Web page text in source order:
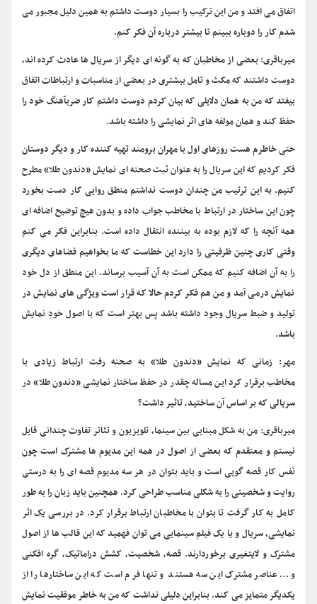
اتفاق می افتد و من این ترکیب را بسیار دوست داشتم به همین دلیل مجبور می
شدم کار را دوباره ببینم تا بیشتر درباره آن فکر کنم.
میرباقری: بعضی از مخاطبان که به گونه ای دیگر از سریال ها عادت کرده اند،
دوست داشتند که مکث و تامل بیشتری در بعضی از مناسبات و ارتباطات اتفاق
بیفتد که من به همان دلایلی که بیان کردم دوست داشتم کار ضربآهنگ خود را
حفظ کند و همان مولفه های اثر نمایشی را داشته باشد.
حتی خاطرم هست روزهای اول با مهران برومند تهیه کننده کار و دیگر دوستان
فکر کردیم که این سریال را به عنوان ثبت صحنه ای نمایش «دندون طلا» مطرح
کنیم. به این ترتیب من چندان دوست نداشتم منطق روایی کار دست بخورد
چون این ساختار در ارتباط با مخاطب جواب داده و بدون هیچ توضیح اضافه ای
همه آنچه را که لازم بوده به بیننده انتقال داده است. بنابراین فکر می کنم
وقتی کاری چنین ظرفیتی را دارد این خطاست که ما بخواهیم فضاهای دیگری
را به آن اضافه کنیم که ممکن است به آن آسیب برساند. این منطق از دل خود
نمایش درمی آمد و من هم فکر کردم حالا که قرار است ویژگی های نمایش در
تولید و ضبط سریال وجود داشته باشد پس بهتر است که با اصول خودِ نمایش
باشد.
مهر: زمانی که نمایش «دندون طلا» به صحنه رفت ارتباط زیادی با
مخاطب برقرار کرد این مساله چقدر در حفظ ساختار نمایشی «دندون طلا» در
سریالی که بر اساس آن ساختید، تاثیر داشت؟
میرباقری: من به شکل مبنایی بین سینما، تلویزیون و تئاتر تفاوت چندانی قایل
نیستم و معتقدم که بعضی از اصول در همه این مدیوم ها مشترک است چون
نَفس کار قصه گویی است و باید بتوان در هر سه مدیوم قصه ای را به درستی
روایت و شخصیتی را به شکلی مناسب طراحی کرد. همچنین باید زبان را به طور
کامل به کار گرفت تا بتوان با مخاطبان ارتباط برقرار کرد. در بررسی یک اثر
نمایشی، سریال و یا یک فیلم سینمایی می توان فهمید که این قالب ها از اصول
مشترک و لایتغیری برخوردارند. قصه، شخصیت، کشش دراماتیک، گره افکنی
و… عناصر مشترک این سه هستند و تنها فرم است که این ساختارها را از
یکدیگر متمایز می کند. بنابراین دلیلی نداشت که من به خاطر موفقیت نمایش